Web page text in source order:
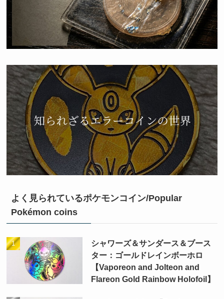
よく見られているポケモンコイン/Popular
Pokémon coins
シャワーズ＆サンダース＆ブース
ター：ゴールドレインボーホロ
【Vaporeon and Jolteon and
Flareon Gold Rainbow Holofoil】